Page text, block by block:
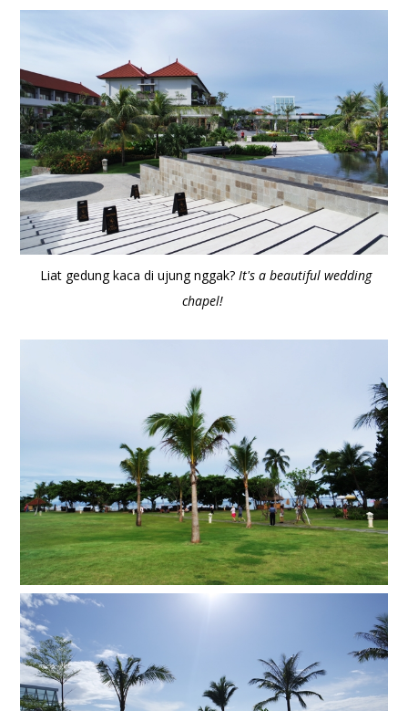
Liat gedung kaca di ujung nggak? It's a beautiful wedding
chapel!